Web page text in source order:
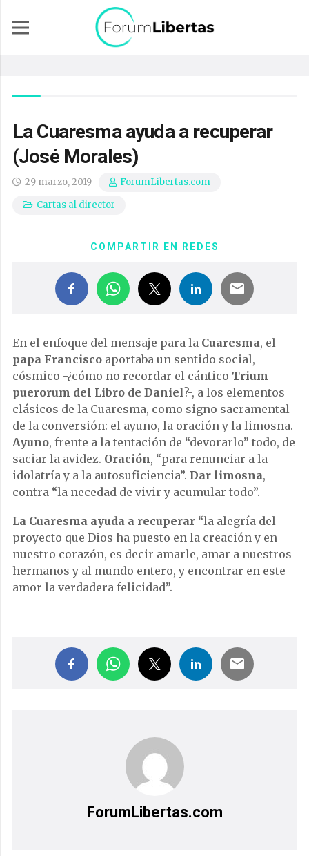
La Cuaresma ayuda a recuperar
(José Morales)
29 marzo, 2019
ForumLibertas.com
Cartas al director
COMPARTIR EN REDES
En el enfoque del mensaje para la Cuaresma, el
papa Francisco aportaba un sentido social,
cósmico -¿cómo no recordar el cántico Trium
puerorum del Libro de Daniel?-, a los elementos
clásicos de la Cuaresma, como signo sacramental
de la conversión: el ayuno, la oración y la limosna.
Ayuno, frente a la tentación de “devorarlo” todo, de
saciar la avidez. Oración, “para renunciar a la
idolatría y a la autosuficiencia”. Dar limosna,
contra “la necedad de vivir y acumular todo”.
La Cuaresma ayuda a recuperar “la alegría del
proyecto que Dios ha puesto en la creación y en
nuestro corazón, es decir amarle, amar a nuestros
hermanos y al mundo entero, y encontrar en este
amor la verdadera felicidad”.
ForumLibertas.com